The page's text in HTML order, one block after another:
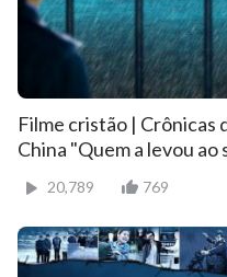
Filme cristão | Crônicas
China "Quem a levou ao
20,789 769